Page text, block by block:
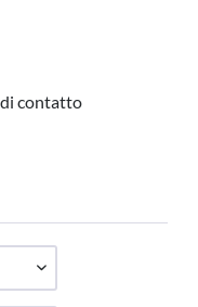
contatto